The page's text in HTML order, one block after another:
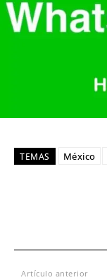
TEMAS México
Artículo anterior